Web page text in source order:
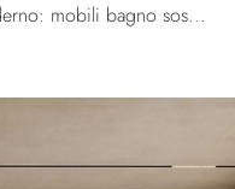
Scopri di più sull'arredo bagno moderno: mobili bagno sospesi in melaminico come il modello Block System Syntesi C33 di Baxar ti aspettano.